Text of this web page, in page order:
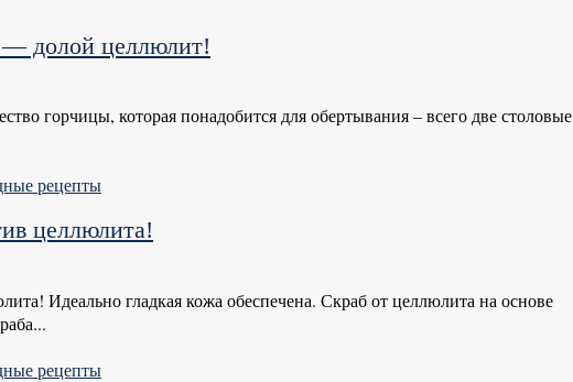
— долой целлюлит!
горчицы, которая понадобится для обертывания – всего две столовые
рецепты
целлюлита!
Идеально гладкая кожа обеспечена. Скраб от целлюлита на основе
рецепты